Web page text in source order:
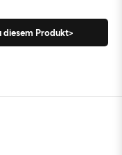
diesem Produkt>